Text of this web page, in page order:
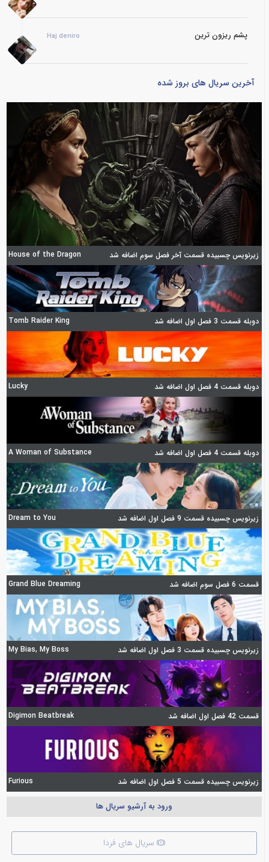
پشم ریزون ترین Haj deniro
آخرین سریال های بروز شده
زیرنویس چسبیده قسمت آخر فصل سوم اضافه شد House of the Dragon
دوبله قسمت 3 فصل اول اضافه شد Tomb Raider King
دوبله قسمت 4 فصل اول اضافه شد Lucky
دوبله قسمت 4 فصل اول اضافه شد A Woman of Substance
زیرنویس چسبیده قسمت 9 فصل اول اضافه شد Dream to You
قسمت 6 فصل سوم اضافه شد Grand Blue Dreaming
زیرنویس چسبیده قسمت 3 فصل اول اضافه شد My Bias, My Boss
قسمت 42 فصل اول اضافه شد Digimon Beatbreak
زیرنویس چسبیده قسمت 5 فصل اول اضافه شد Furious
ورود به آرشیو سریال ها
سریال های فردا